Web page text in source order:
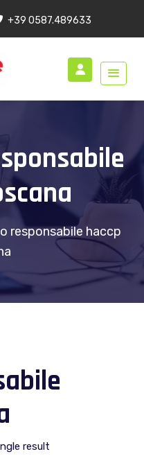
+39 0587.489633
responsabile haccp
result